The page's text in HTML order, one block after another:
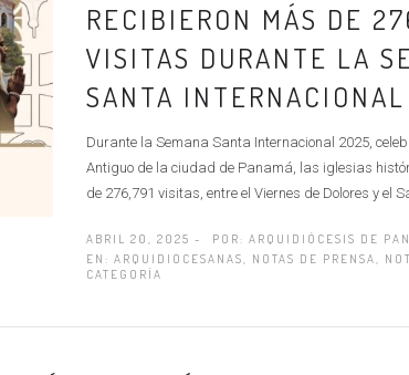
RECIBIERON MÁS DE
VISITAS DURANTE LA
SANTA
Durante la Semana Santa Internacional 2025,
Antiguo de la ciudad de Panamá, las iglesias
de 276,791 visitas, entre el Viernes de Dolores y el
ABRIL 20, 2025 - POR: ARQUIDIÓCESIS DE
EN: ARQUIDIOCESANAS, NOTAS DE PRENSA,
CATEGORÍA